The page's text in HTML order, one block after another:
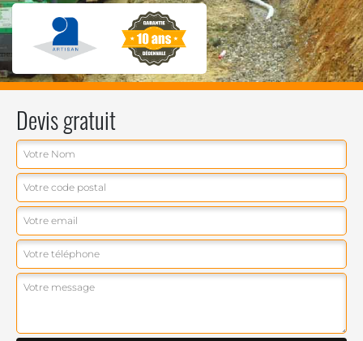
Devis gratuit